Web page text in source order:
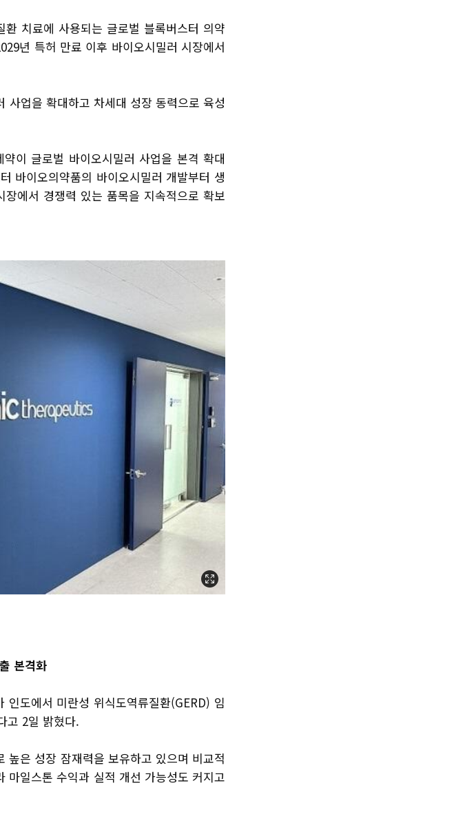
치료에 사용되는 글로벌 블록버스터 의약
년 특허 만료 이후 바이오시밀러 시장에서
사업을 확대하고 차세대 성장 동력으로 육성
이 글로벌 바이오시밀러 사업을 본격 확대
바이오의약품의 바이오시밀러 개발부터 생
에서 경쟁력 있는 품목을 지속적으로 확보
본격화
도에서 미란성 위식도역류질환(GERD) 임
고 2일 밝혔다.
높은 성장 잠재력을 보유하고 있으며 비교적
마일스톤 수익과 실적 개선 가능성도 커지고